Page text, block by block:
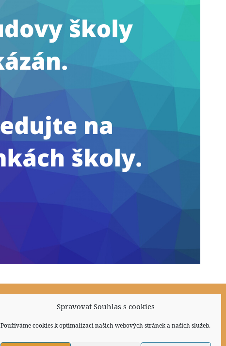
Spravovat Souhlas s cookies
Používáme cookies k optimalizaci našich webových stránek a našich služeb.
Sociální sítě